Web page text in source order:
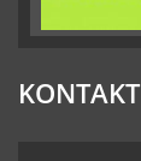
KONTAKT